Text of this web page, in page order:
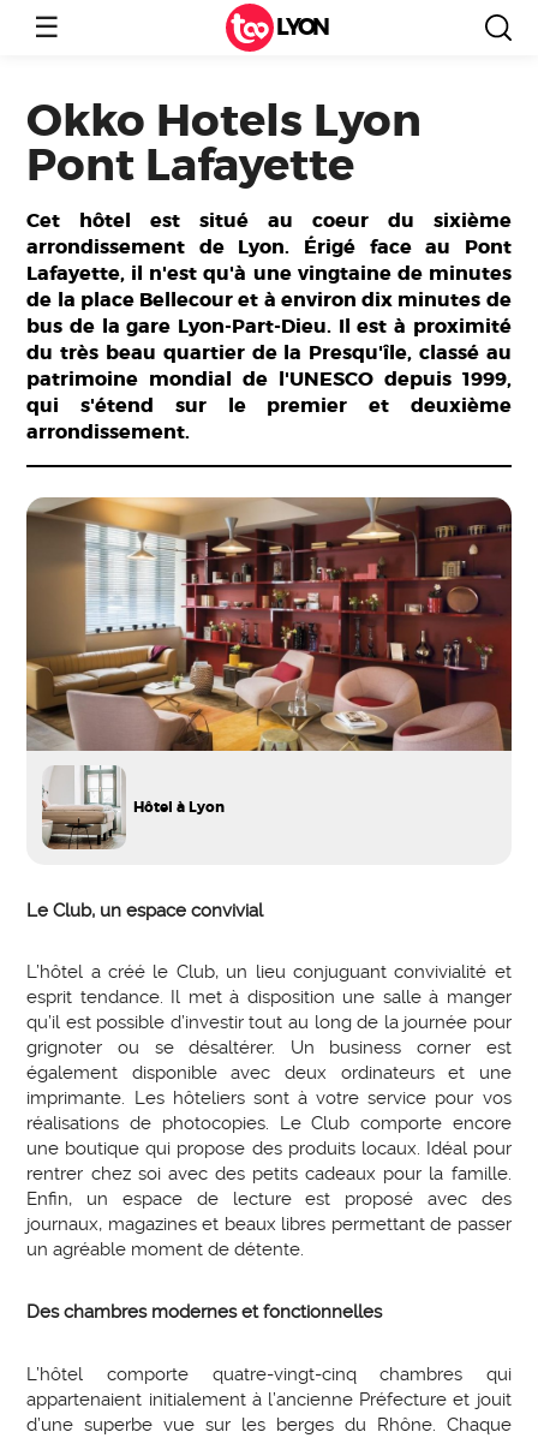
☰ LYON
Okko Hotels Lyon
Pont Lafayette
Cet hôtel est situé au coeur du sixième
arrondissement de Lyon. Érigé face au Pont
Lafayette, il n'est qu'à une vingtaine de minutes
de la place Bellecour et à environ dix minutes de
bus de la gare Lyon-Part-Dieu. Il est à proximité
du très beau quartier de la Presqu'île, classé au
patrimoine mondial de l'UNESCO depuis 1999,
qui s'étend sur le premier et deuxième
arrondissement.
Hôtel à Lyon
Le Club, un espace convivial
L’hôtel a créé le Club, un lieu conjuguant convivialité et
esprit tendance. Il met à disposition une salle à manger
qu’il est possible d’investir tout au long de la journée pour
grignoter ou se désaltérer. Un business corner est
également disponible avec deux ordinateurs et une
imprimante. Les hôteliers sont à votre service pour vos
réalisations de photocopies. Le Club comporte encore
une boutique qui propose des produits locaux. Idéal pour
rentrer chez soi avec des petits cadeaux pour la famille.
Enfin, un espace de lecture est proposé avec des
journaux, magazines et beaux libres permettant de passer
un agréable moment de détente.
Des chambres modernes et fonctionnelles
L’hôtel comporte quatre-vingt-cinq chambres qui
appartenaient initialement à l’ancienne Préfecture et jouit
d’une superbe vue sur les berges du Rhône. Chaque